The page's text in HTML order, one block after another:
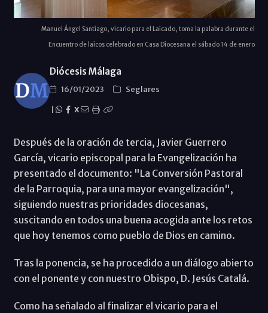
Manuel Ángel Santiago, vicario para el Laicado, toma la palabra durante el
Encuentro de laicos celebrado en Casa Diocesana el sábado 14 de enero
Diócesis Málaga
16/01/2023
Seglares
X
Después de la oración de tercia, Javier Guerrero
García, vicario episcopal para la Evangelización ha
presentado el documento: "La Conversión Pastoral
de la Parroquia, para una mayor evangelización",
siguiendo nuestras prioridades diocesanas,
suscitando en todos una buena acogida ante los retos
que hoy tenemos como pueblo de Dios en camino.
Tras la ponencia, se ha procedido a un diálogo abierto
con el ponente y con nuestro Obispo, D. Jesús Catalá.
Como ha señalado al finalizar el vicario para el